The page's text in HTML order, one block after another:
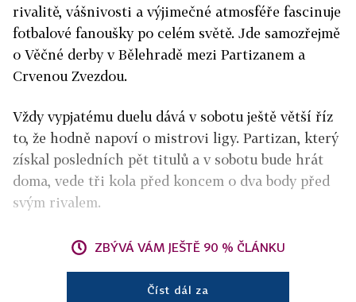
rivalitě, vášnivosti a výjimečné atmosféře fascinuje
fotbalové fanoušky po celém světě. Jde samozřejmě
o Věčné derby v Bělehradě mezi Partizanem a
Crvenou Zvezdou.
Vždy vypjatému duelu dává v sobotu ještě větší říz
to, že hodně napoví o mistrovi ligy. Partizan, který
získal posledních pět titulů a v sobotu bude hrát
doma, vede tři kola před koncem o dva body před
svým rivalem.
ZBÝVÁ VÁM JEŠTĚ 90 % ČLÁNKU
Číst dál za